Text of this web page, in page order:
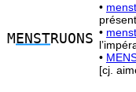
M ENSTRUONS
•
•
•
[cj.